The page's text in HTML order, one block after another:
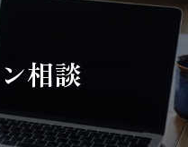
相談